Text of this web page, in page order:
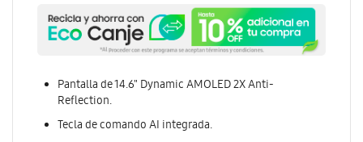
Pantalla de 14.6" Dynamic AMOLED 2X Anti-
Reflection.
Tecla de comando AI integrada.